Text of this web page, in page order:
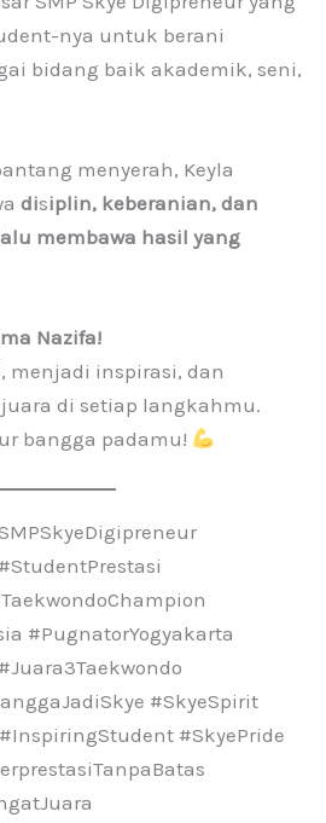
nya untuk berani
bidang baik akademik, seni,
menyerah, Keyla
disiplin, keberanian, dan
membawa hasil yang
Nazifa!
menjadi inspirasi, dan
di setiap langkahmu.
bangga padamu!
#PugnatorYogyakarta
#SkyeSpirit
#SkyePride